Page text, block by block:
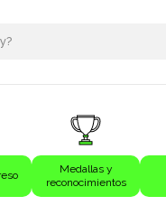
Medallas y
reconocimientos